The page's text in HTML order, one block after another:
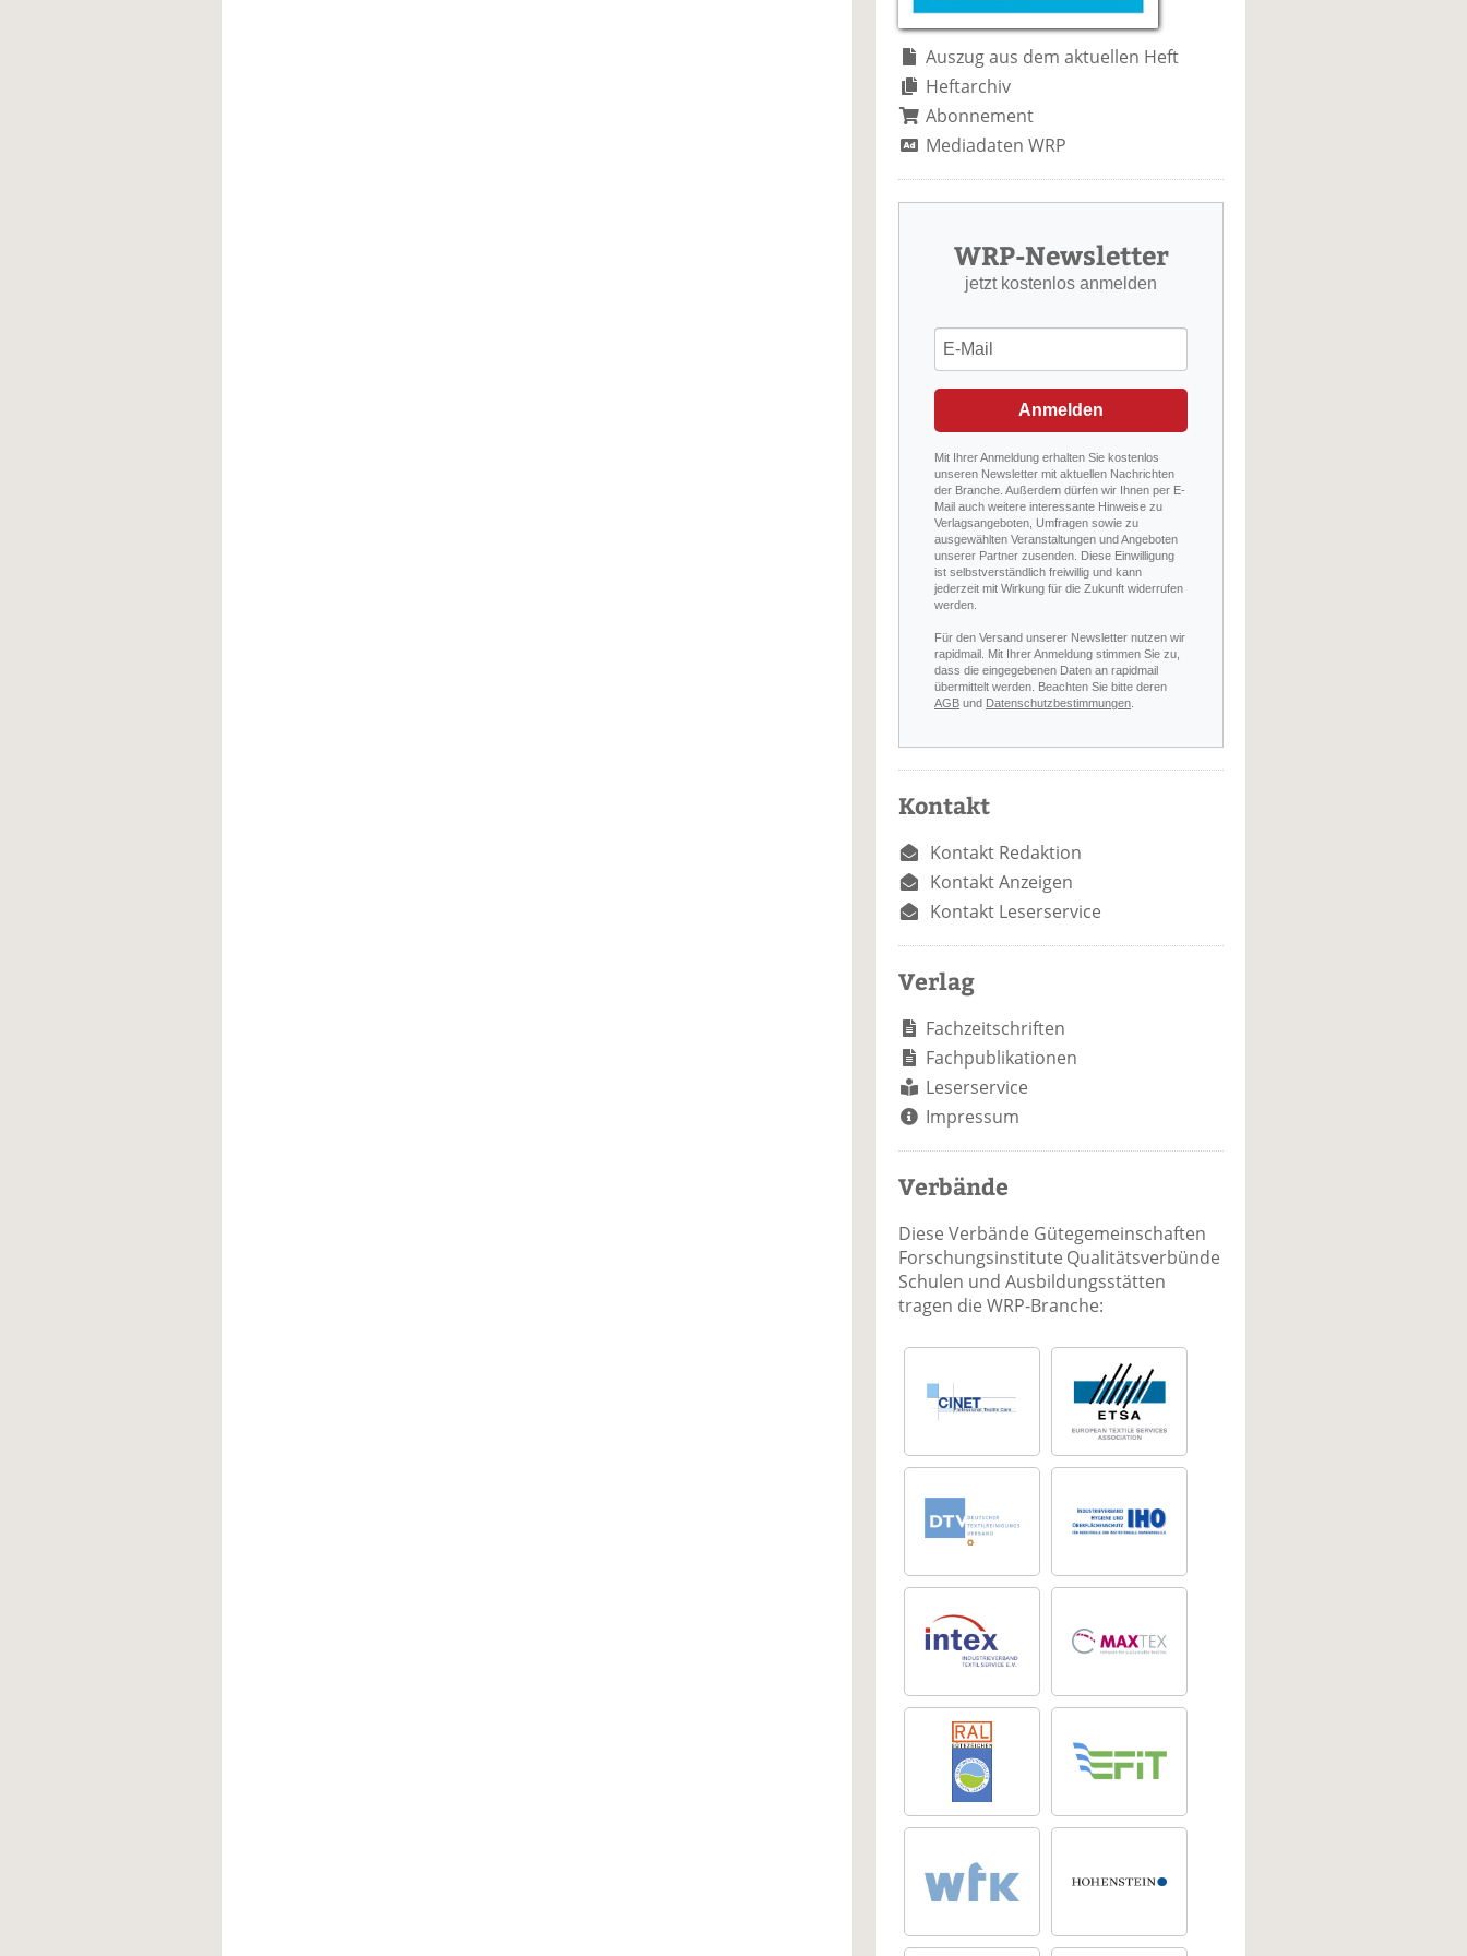
Auszug aus dem aktuellen Heft
Heftarchiv
Abonnement
Mediadaten WRP
WRP-Newsletter
jetzt kostenlos anmelden
Anmelden
Mit Ihrer Anmeldung erhalten Sie kostenlos
unseren Newsletter mit aktuellen Nachrichten
der Branche. Außerdem dürfen wir Ihnen per E-
Mail auch weitere interessante Hinweise zu
Verlagsangeboten, Umfragen sowie zu
ausgewählten Veranstaltungen und Angeboten
unserer Partner zusenden. Diese Einwilligung
ist selbstverständlich freiwillig und kann
jederzeit mit Wirkung für die Zukunft widerrufen
werden.
Für den Versand unserer Newsletter nutzen wir
rapidmail. Mit Ihrer Anmeldung stimmen Sie zu,
dass die eingegebenen Daten an rapidmail
übermittelt werden. Beachten Sie bitte deren
AGB und Datenschutzbestimmungen
Kontakt
Kontakt Redaktion
Kontakt Anzeigen
Kontakt Leserservice
Verlag
Fachzeitschriften
Fachpublikationen
Leserservice
Impressum
Verbände
Diese Verbände Gütegemeinschaften
Forschungsinstitute Qualitätsverbünde
Schulen und Ausbildungsstätten
tragen die WRP-Branche: